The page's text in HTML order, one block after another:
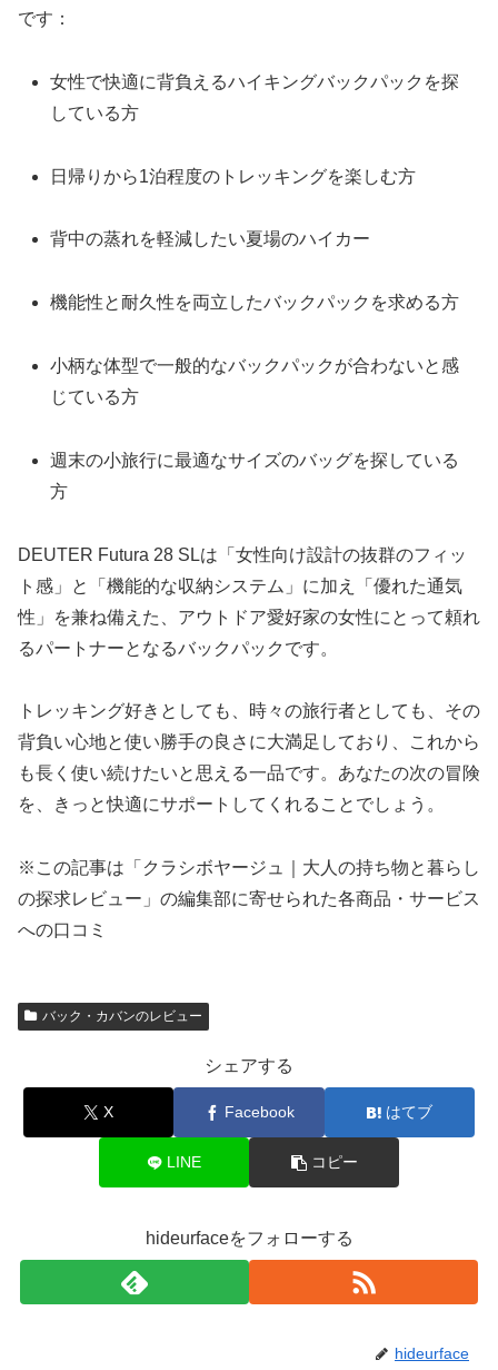
です：
女性で快適に背負えるハイキングバックパックを探
している方
日帰りから1泊程度のトレッキングを楽しむ方
背中の蒸れを軽減したい夏場のハイカー
機能性と耐久性を両立したバックパックを求める方
小柄な体型で一般的なバックパックが合わないと感
じている方
週末の小旅行に最適なサイズのバッグを探している
方
DEUTER Futura 28 SLは「女性向け設計の抜群のフィッ
ト感」と「機能的な収納システム」に加え「優れた通気
性」を兼ね備えた、アウトドア愛好家の女性にとって頼れ
るパートナーとなるバックパックです。
トレッキング好きとしても、時々の旅行者としても、その
背負い心地と使い勝手の良さに大満足しており、これから
も長く使い続けたいと思える一品です。あなたの次の冒険
を、きっと快適にサポートしてくれることでしょう。
※この記事は「クラシボヤージュ｜大人の持ち物と暮らし
の探求レビュー」の編集部に寄せられた各商品・サービス
への口コミ
バック・カバンのレビュー
シェアする
X Facebook はてブ
LINE コピー
hideurfaceをフォローする
hideurface